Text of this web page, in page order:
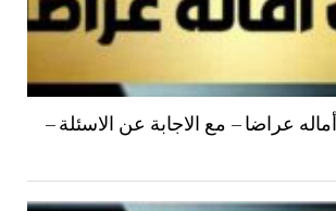
عراضا – مع الاجابة عن الاسئلة –